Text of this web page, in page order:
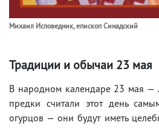
Михаил Исповедник, епископ Синадский
Традиции и обычаи 23 мая
В народном календаре 23 мая —
предки считали этот день
огурцов — они будут иметь